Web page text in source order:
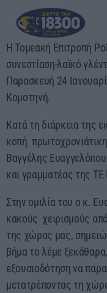
03:00 -
Η Τομεακή Επιτροπή
συνεστίαση-λαϊκό
Παρασκευή 24
Κομοτηνή.
Κατά τη διάρκεια της
κοπή
Βαγγέλης
και γραμματέας της
Στην ομιλία του ο κ.
κακούς χειρισμούς
της χώρας μας,
βήμα το λέμε
εξουσιοδότηση να
μετατρέποντας τη